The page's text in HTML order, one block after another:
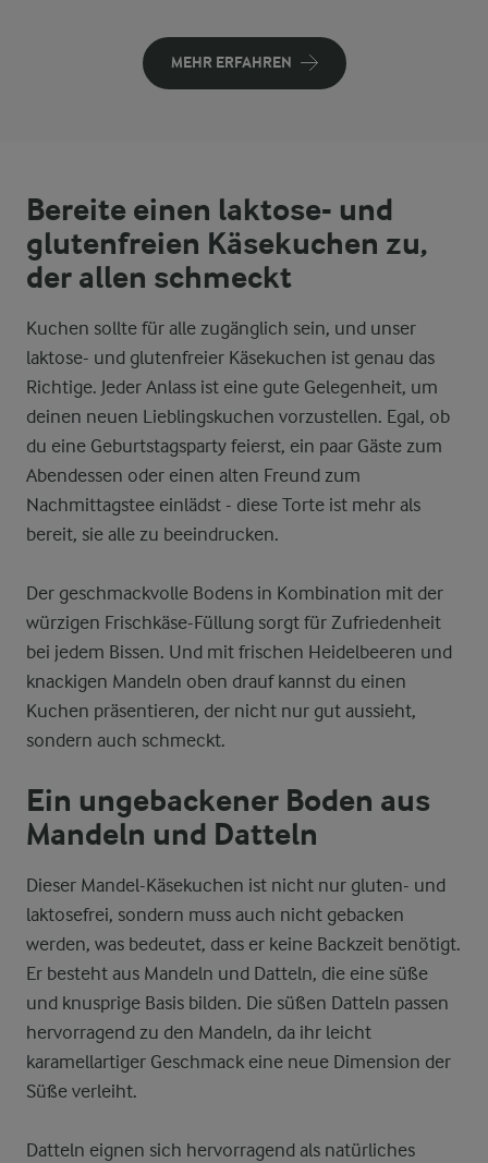
MEHR ERFAHREN
Bereite einen laktose- und
glutenfreien Käsekuchen zu,
der allen schmeckt
Kuchen sollte für alle zugänglich sein, und unser
laktose- und glutenfreier Käsekuchen ist genau das
Richtige. Jeder Anlass ist eine gute Gelegenheit, um
deinen neuen Lieblingskuchen vorzustellen. Egal, ob
du eine Geburtstagsparty feierst, ein paar Gäste zum
Abendessen oder einen alten Freund zum
Nachmittagstee einlädst - diese Torte ist mehr als
bereit, sie alle zu beeindrucken.
Der geschmackvolle Bodens in Kombination mit der
würzigen Frischkäse-Füllung sorgt für Zufriedenheit
bei jedem Bissen. Und mit frischen Heidelbeeren und
knackigen Mandeln oben drauf kannst du einen
Kuchen präsentieren, der nicht nur gut aussieht,
sondern auch schmeckt.
Ein ungebackener Boden aus
Mandeln und Datteln
Dieser Mandel-Käsekuchen ist nicht nur gluten- und
laktosefrei, sondern muss auch nicht gebacken
werden, was bedeutet, dass er keine Backzeit benötigt.
Er besteht aus Mandeln und Datteln, die eine süße
und knusprige Basis bilden. Die süßen Datteln passen
hervorragend zu den Mandeln, da ihr leicht
karamellartiger Geschmack eine neue Dimension der
Süße verleiht.
Datteln eignen sich hervorragend als natürliches